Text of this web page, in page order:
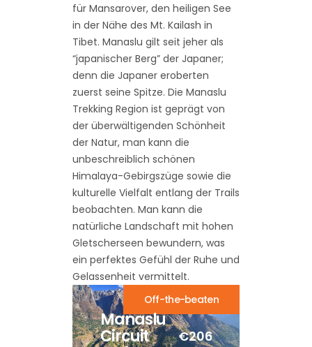
für Mansarover, den heiligen See
in der Nähe des Mt. Kailash in
Tibet. Manaslu gilt seit jeher als
“japanischer Berg” der Japaner;
denn die Japaner eroberten
zuerst seine Spitze. Die Manaslu
Trekking Region ist geprägt von
der überwältigenden Schönheit
der Natur, man kann die
unbeschreiblich schönen
Himalaya-Gebirgszüge sowie die
kulturelle Vielfalt entlang der Trails
beobachten. Man kann die
natürliche Landschaft mit hohen
Gletscherseen bewundern, was
ein perfektes Gefühl der Ruhe und
Gelassenheit vermittelt.
Off-the-beaten
Manaslu
Circuit €2060